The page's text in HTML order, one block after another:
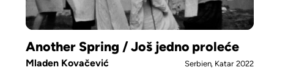
Another Spring / Još jedno proleće
Mladen Kovačević Serbien, Katar 2022